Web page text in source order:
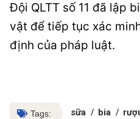
Đội QLTT số 11 đã lập
vật để tiếp tục xác
định của pháp luật.
Tags: sữa bia